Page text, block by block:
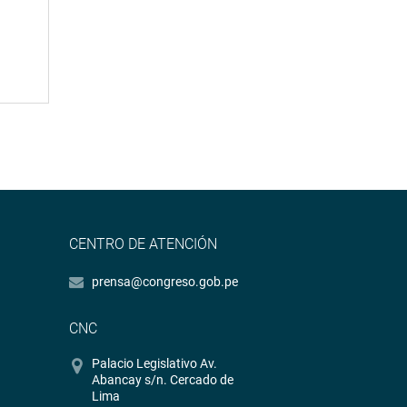
CENTRO DE ATENCIÓN
prensa@congreso.gob.pe
CNC
Palacio Legislativo Av.
Abancay s/n. Cercado de
Lima